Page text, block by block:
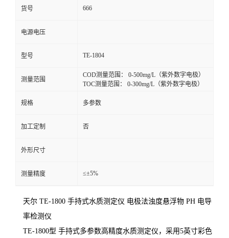
货号 666
电源电压
型号 TE-1804
测量范围
COD测量范围： 0-500mg/L（紫外数字电极）
TOC测量范围： 0-300mg/L（紫外数字电极）
规格 多参数
加工定制 否
外形尺寸
测量精度 ≤±5%
天尔 TE-1800 手持式水质测定仪 电极法浊度悬浮物 PH 电导
率检测仪
TE-1800型 手持式多参数高精度水质测定仪 ， 采用5英寸彩色